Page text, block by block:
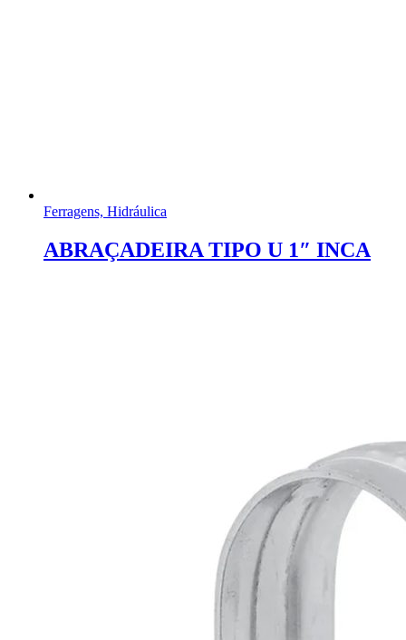
Ferragens, Hidráulica
ABRAÇADEIRA TIPO U 1″ INCA